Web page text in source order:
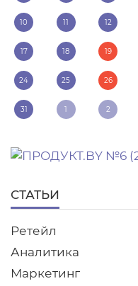
10 11 12
17 18 19
24 25 26
31 1 2
СТАТЬИ
Ретейл
Аналитика
Маркетинг